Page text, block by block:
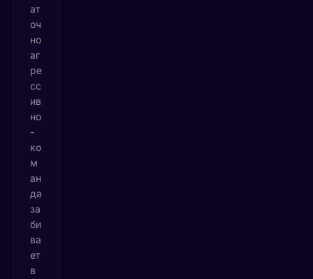
ат
оч
но
аг
ре
сс
ив
но
-
ко
м
ан
да
за
би
ва
ет
в